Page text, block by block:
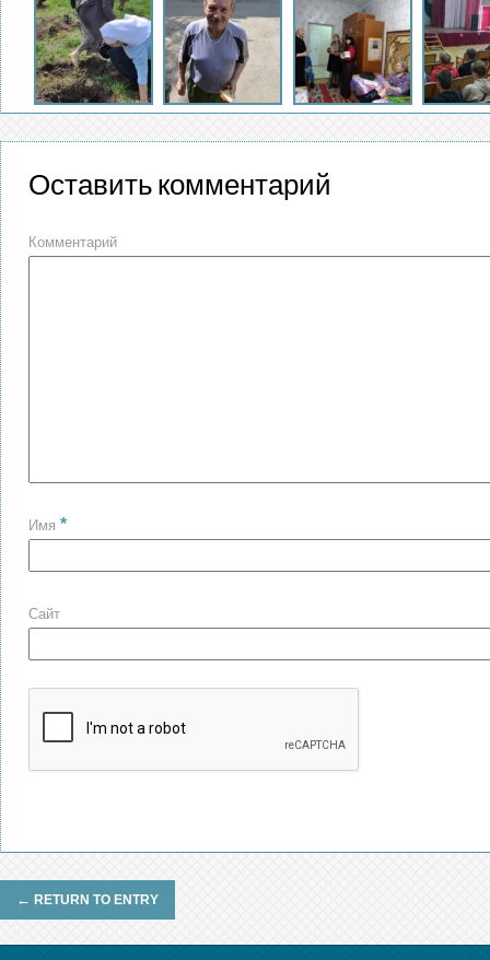
Оставить комментарий
Комментарий
Имя *
Сайт
← RETURN TO ENTRY